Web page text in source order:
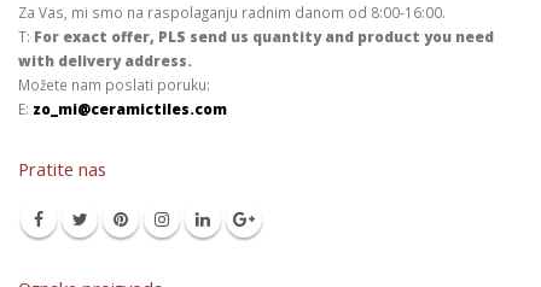
Za Vas, mi smo na raspolaganju radnim danom od 8:00-16:00.
T: For exact offer, PLS send us quantity and product you need
with delivery address.
Možete nam poslati poruku:
E: zo_mi@ceramictiles.com
Pratite nas